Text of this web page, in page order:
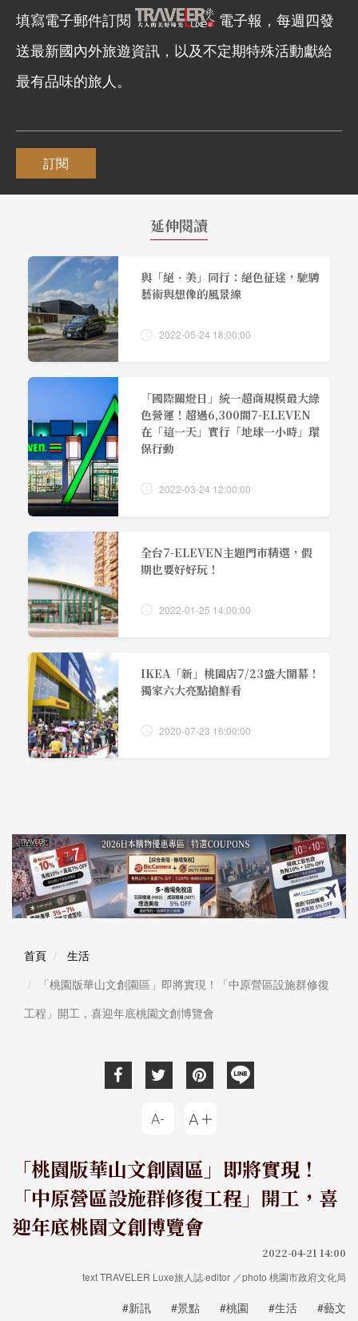
填寫電子郵件訂閱
電子報，每週四發
送最新國內外旅遊資訊，以及不定期特殊活動獻給
最有品味的旅人。
訂閱
延伸閱讀
與「絕．美」同行：絕色征途，馳騁
藝術與想像的風景線
2022-05-24 18:00:00
「國際關燈日」統一超商規模最大綠
色營運！超過6,300間7-ELEVEN
在「這一天」實行「地球一小時」環
保行動
2022-03-24 12:00:00
全台7-ELEVEN主題門市精選，假
期也要好好玩！
2022-01-25 14:00:00
IKEA「新」桃園店7/23盛大開幕！
獨家六大亮點搶鮮看
2020-07-23 16:00:00
首頁
生活
「桃園版華山文創園區」即將實現！「中原營區設施群修復
工程」開工，喜迎年底桃園文創博覽會
「桃園版華山文創園區」即將實現！
「中原營區設施群修復工程」開工，喜
迎年底桃園文創博覽會
2022-04-21 14:00
text TRAVELER Luxe旅人誌·editor ／photo 桃園市政府文化局
#新訊 #景點 #桃園 #生活 #藝文